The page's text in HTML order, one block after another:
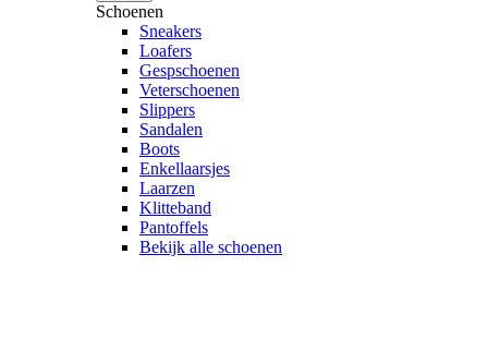
Schoenen
Sneakers
Loafers
Gespschoenen
Veterschoenen
Slippers
Sandalen
Boots
Enkellaarsjes
Laarzen
Klitteband
Pantoffels
Bekijk alle schoenen